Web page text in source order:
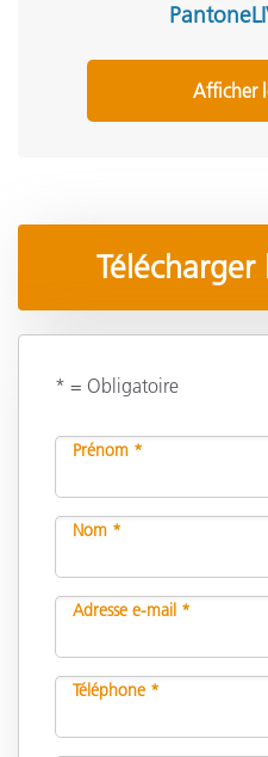
Afficher
* = Obligatoire
Prénom *
Nom *
Adresse e-mail *
Téléphone *